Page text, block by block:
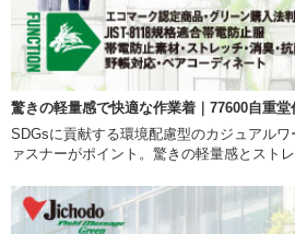
驚きの軽量感で快適な作業着｜77600自重堂
SDGsに貢献する環境配慮型のカジュアル
ァスナーがポイント。驚きの軽量感とスト